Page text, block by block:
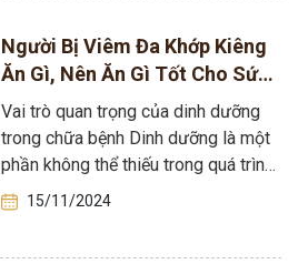
Người Bị Viêm Đa Khớp Kiêng
Ăn Gì, Nên Ăn Gì Tốt Cho Sức
Khỏe?
Vai trò quan trọng của dinh dưỡng
trong chữa bệnh Dinh dưỡng là một
phần không thể thiếu trong quá trình
điều trị, thậm chí…
15/11/2024